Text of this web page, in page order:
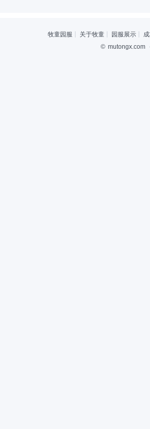
牧童园服 关于牧童 园服展示
© mutongx.com